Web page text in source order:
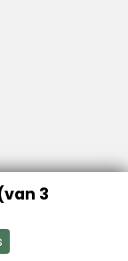
Finance
3